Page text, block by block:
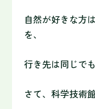
自然が好きな方
を、
行き先は同じで
さて、科学技術